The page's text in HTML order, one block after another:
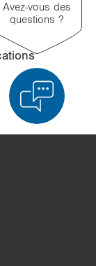
Avez-vous des
questions ?